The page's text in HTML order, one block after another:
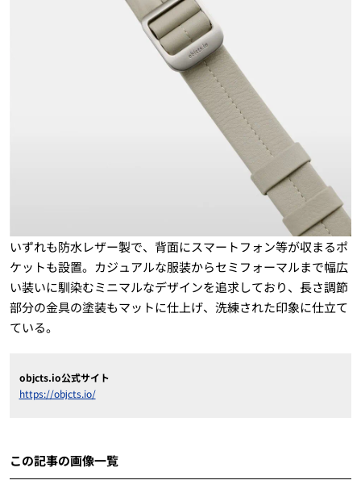
いずれも防水レザー製で、背面にスマートフォン等が収まるポ
ケットも設置。カジュアルな服装からセミフォーマルまで幅広
い装いに馴染むミニマルなデザインを追求しており、長さ調節
部分の金具の塗装もマットに仕上げ、洗練された印象に仕立て
ている。
objcts.io公式サイト
https://objcts.io/
この記事の画像一覧